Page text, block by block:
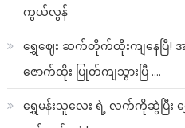
ကွယ်လွန်
ရွှေဈေး ဆက်တိုက်ထိုးကျနေပြီ!
ဇောက်ထိုး ပြုတ်ကျသွားပြီ ….
ရွှေမန်းသူလေး ရဲ့ လက်ကိုဆွဲပြီး ရွှေ